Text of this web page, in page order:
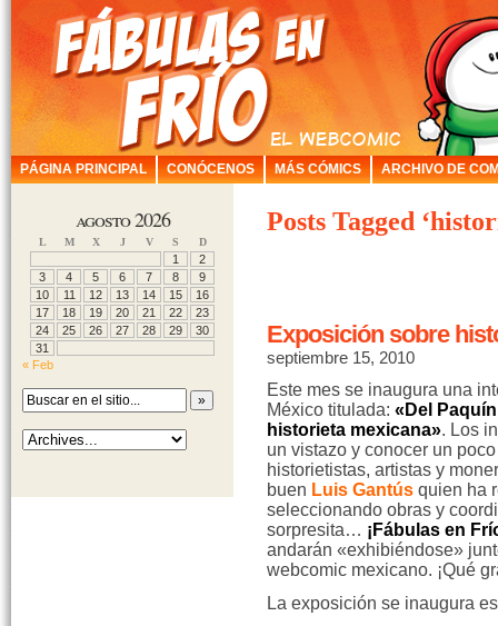
PÁGINA PRINCIPAL CONÓCENOS MÁS CÓMICS ARCHIVO DE
agosto 2026
L M X J V S D
1
2
3
4 5 6 7 8
9
10
11 12 13 14 15
16
17
18 19 20 21 22
23
24
25 26 27 28 29
30
31
« Feb
Posts Tagged
Exposición sobre
septiembre 15, 2010
Este mes se inaugura una
México titulada: «Del
historieta mexicana». Los
un vistazo y conocer un
historietistas, artistas y
buen Luis Gantús quien ha
seleccionando obras y
sorpresita… ¡Fábulas en
andarán «exhibiéndose»
webcomic mexicano. ¡Qué
La exposición se inaugura